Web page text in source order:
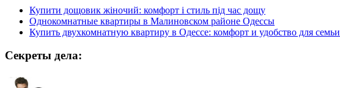
Купити дощовик жіночий: комфорт і стиль під час дощу
Однокомнатные квартиры в Малиновском районе Одессы
Купить двухкомнатную квартиру в Одессе: комфорт и удобство для семьи
Секреты дела: